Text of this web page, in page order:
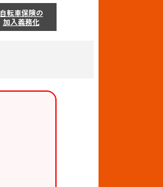
自転車保険の
加入義務化